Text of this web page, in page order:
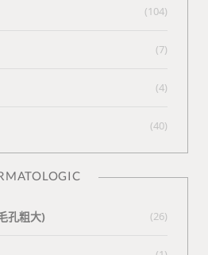
(104)
(7)
(4)
(40)
孔粗大) (26)